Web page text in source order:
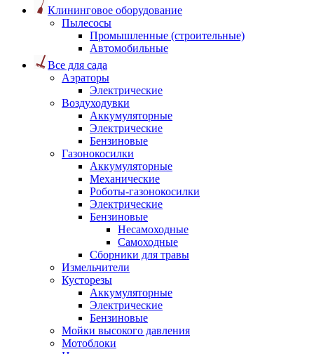
Клининговое оборудование
Пылесосы
Промышленные (строительные)
Автомобильные
Все для сада
Аэраторы
Электрические
Воздуходувки
Аккумуляторные
Электрические
Бензиновые
Газонокосилки
Аккумуляторные
Механические
Роботы-газонокосилки
Электрические
Бензиновые
Несамоходные
Самоходные
Сборники для травы
Измельчители
Кусторезы
Аккумуляторные
Электрические
Бензиновые
Мойки высокого давления
Мотоблоки